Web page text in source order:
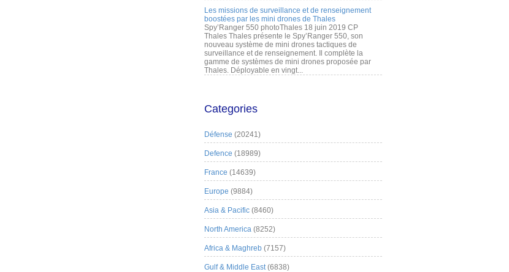
Les missions de surveillance et de renseignement
boostées par les mini drones de Thales
Spy’Ranger 550 photoThales 18 juin 2019 CP
Thales Thales présente le Spy’Ranger 550, son
nouveau système de mini drones tactiques de
surveillance et de renseignement. Il complète la
gamme de systèmes de mini drones proposée par
Thales. Déployable en vingt...
Categories
Défense (20241)
Defence (18989)
France (14639)
Europe (9884)
Asia & Pacific (8460)
North America (8252)
Africa & Maghreb (7157)
Gulf & Middle East(6838)